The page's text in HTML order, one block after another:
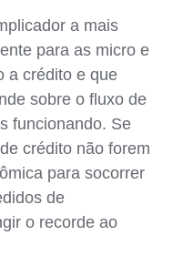
a mais
para as micro e
a crédito e que
sobre o fluxo de
funcionando. Se
crédito não forem
para socorrer
de
o recorde ao